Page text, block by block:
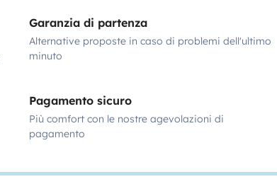
Garanzia di partenza
Alternative proposte in caso di problemi dell'ultimo
minuto
Pagamento sicuro
Più comfort con le nostre agevolazioni di
pagamento